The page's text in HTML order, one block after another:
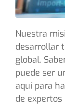
Nuestra
desarrollar
global.
puede ser
aquí para
de